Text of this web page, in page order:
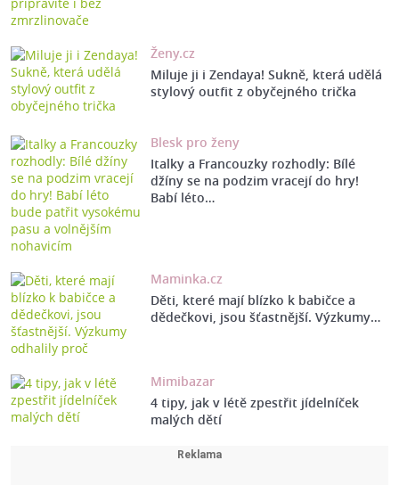
Ženy.cz
Miluje ji i Zendaya! Sukně, která udělá
stylový outfit z obyčejného trička
Blesk pro ženy
Italky a Francouzky rozhodly: Bílé
džíny se na podzim vracejí do hry!
Babí léto…
Maminka.cz
Děti, které mají blízko k babičce a
dědečkovi, jsou šťastnější. Výzkumy…
Mimibazar
4 tipy, jak v létě zpestřit jídelníček
malých dětí